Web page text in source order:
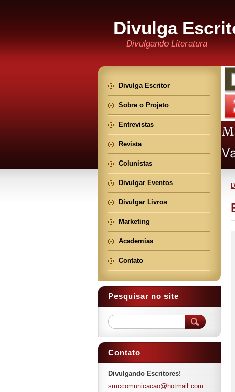
Divulga
Divulgando Literatura
Divulga Escritor
Sobre o Projeto
Entrevistas
Revista
Colunistas
Divulgar Eventos
Divulgar Livros
Marketing
Academias
Contato
Pesquisar no site
Contato
Divulgando Escritores!
smccomunicacao@hotmail.com